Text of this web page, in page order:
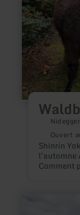
Ouvert
Shinrin
l'automne
Comment
six
avec des